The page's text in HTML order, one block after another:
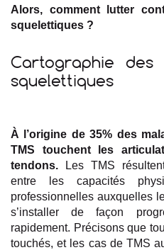
Alors, comment lutter
squelettiques ?
Cartographie des
squelettiques
À l’origine de 35% des
TMS touchent les
tendons. Les TMS
entre les capacités
professionnelles auxquelles
s’installer de façon
rapidement. Précisons que
touchés, et les cas de TMS